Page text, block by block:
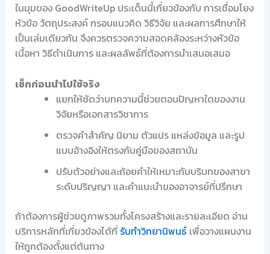
ในมุมของ GoodWriteUp ประเด็นนี้เกี่ยวข้องกับ การเชื่อมโยง
หัวข้อ วัตถุประสงค์ กรอบแนวคิด วิธีวิจัย และผลการศึกษาให้
เป็นเล่มเดียวกัน จึงควรตรวจความสอดคล้องระหว่างหัวข้อ
เนื้อหา วิธีดำเนินการ และผลลัพธ์ที่ต้องการนำเสนอเสมอ
เช็กก่อนนำไปใช้จริง
แยกให้ชัดว่าบทความนี้ช่วยตอบปัญหาใดของงาน
วิจัยหรือเอกสารวิชาการ
ตรวจคำสำคัญ นิยาม ตัวแปร แหล่งข้อมูล และรูป
แบบอ้างอิงให้ตรงกับคู่มือของสถาบัน
ปรับตัวอย่างและถ้อยคำให้เหมาะกับบริบทของสาขา
ระดับปริญญา และคำแนะนำของอาจารย์ที่ปรึกษา
ถ้าต้องการผู้ช่วยดูภาพรวมทั้งโครงสร้างและรายละเอียด อ่าน
บริการหลักที่เกี่ยวข้องได้ที่ รับทำวิทยานิพนธ์เพื่อวางแผนงาน
ให้ถูกต้องตั้งแต่ต้นทาง